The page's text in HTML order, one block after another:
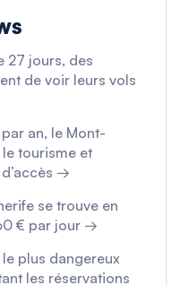
27 jours, des
de voir leurs vols
an, le Mont-
tourisme et
→
se trouve en
€ par jour →
plus dangereux
les réservations